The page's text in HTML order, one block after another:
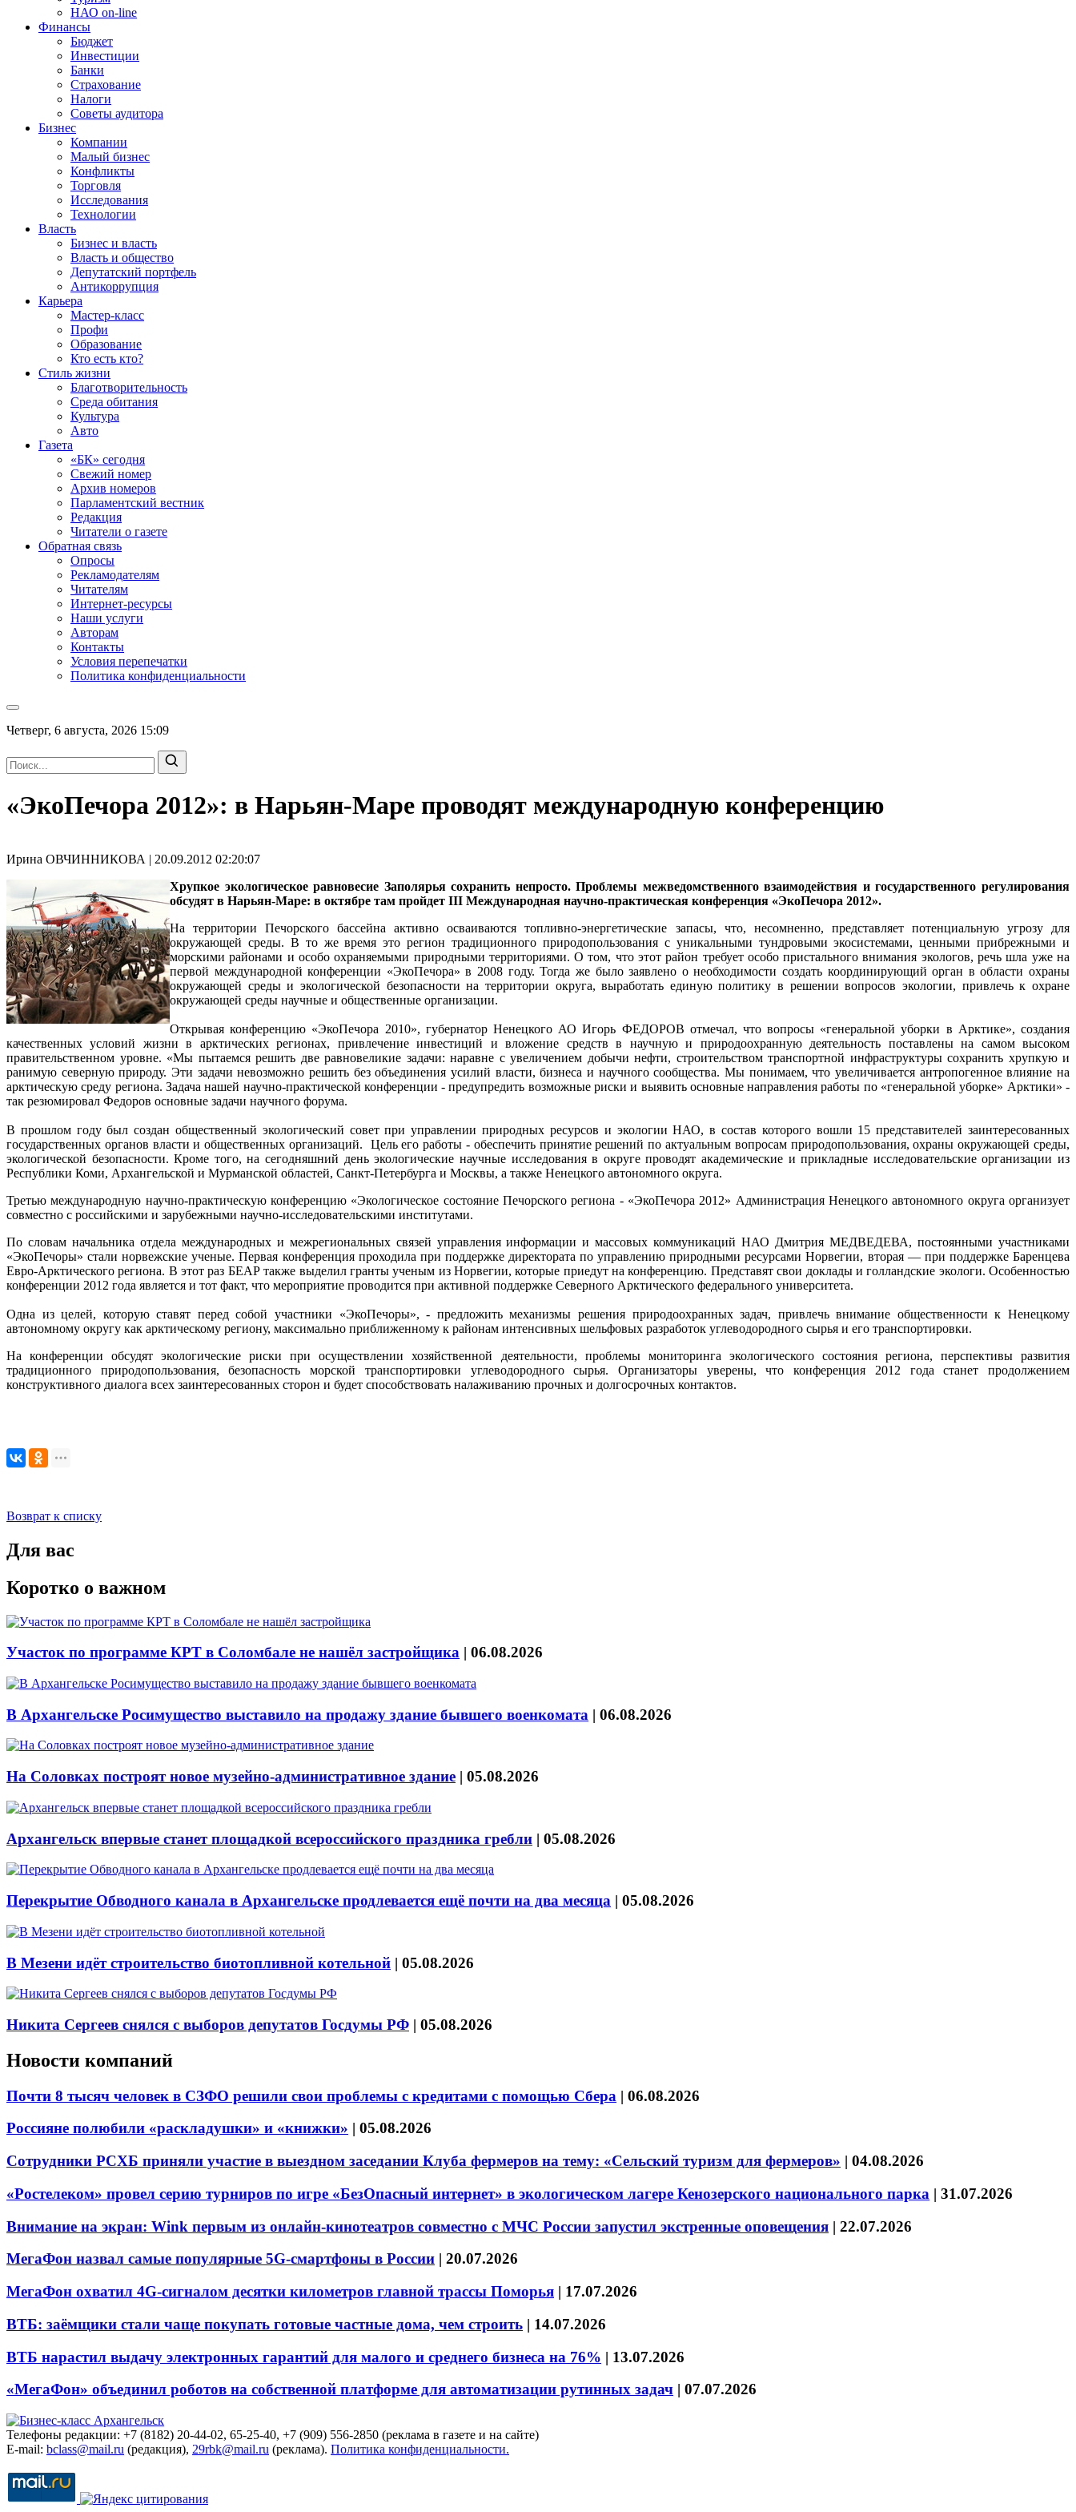
НАО on-line
Финансы
Бюджет
Инвестиции
Банки
Страхование
Налоги
Советы аудитора
Бизнес
Компании
Малый бизнес
Конфликты
Торговля
Исследования
Технологии
Власть
Бизнес и власть
Власть и общество
Депутатский портфель
Антикоррупция
Карьера
Мастер-класс
Профи
Образование
Кто есть кто?
Стиль жизни
Благотворительность
Среда обитания
Культура
Авто
Газета
«БК» сегодня
Свежий номер
Архив номеров
Парламентский вестник
Редакция
Читатели о газете
Обратная связь
Опросы
Рекламодателям
Читателям
Интернет-ресурсы
Наши услуги
Авторам
Контакты
Условия перепечатки
Политика конфиденциальности
Четверг, 6 августа, 2026 15:09
«ЭкоПечора 2012»: в Нарьян-Маре проводят международную конференцию
Ирина ОВЧИННИКОВА | 20.09.2012 02:20:07
Хрупкое экологическое равновесие Заполярья сохранить непросто. Проблемы межведомственного взаимодействия и государственного регулирования
обсудят в Нарьян-Маре: в октябре там пройдет III Международная научно-практическая конференция «ЭкоПечора 2012».
На территории Печорского бассейна активно осваиваются топливно-энергетические запасы, что, несомненно, представляет потенциальную угрозу для
окружающей среды. В то же время это регион традиционного природопользования с уникальными тундровыми экосистемами, ценными прибрежными и
морскими районами и особо охраняемыми природными территориями. О том, что этот район требует особо пристального внимания экологов, речь шла уже на
первой международной конференции «ЭкоПечора» в 2008 году. Тогда же было заявлено о необходимости создать координирующий орган в области охраны
окружающей среды и экологической безопасности на территории округа, выработать единую политику в решении вопросов экологии, привлечь к охране
окружающей среды научные и общественные организации.
Открывая конференцию «ЭкоПечора 2010», губернатор Ненецкого АО Игорь ФЕДОРОВ отмечал, что вопросы «генеральной уборки в Арктике», создания
качественных условий жизни в арктических регионах, привлечение инвестиций и вложение средств в научную и природоохранную деятельность поставлены на самом высоком
правительственном уровне. «Мы пытаемся решить две равновеликие задачи: наравне с увеличением добычи нефти, строительством транспортной инфраструктуры сохранить хрупкую и
ранимую северную природу. Эти задачи невозможно решить без объединения усилий власти, бизнеса и научного сообщества. Мы понимаем, что увеличивается антропогенное влияние на
арктическую среду региона. Задача нашей научно-практической конференции - предупредить возможные риски и выявить основные направления работы по «генеральной уборке» Арктики» -
так резюмировал Федоров основные задачи научного форума.
В прошлом году был создан общественный экологический совет при управлении природных ресурсов и экологии НАО, в состав которого вошли 15 представителей заинтересованных
государственных органов власти и общественных организаций. Цель его работы - обеспечить принятие решений по актуальным вопросам природопользования, охраны окружающей среды,
экологической безопасности. Кроме того, на сегодняшний день экологические научные исследования в округе проводят академические и прикладные исследовательские организации из
Республики Коми, Архангельской и Мурманской областей, Санкт-Петербурга и Москвы, а также Ненецкого автономного округа.
Третью международную научно-практическую конференцию «Экологическое состояние Печорского региона - «ЭкоПечора 2012» Администрация Ненецкого автономного округа организует
совместно с российскими и зарубежными научно-исследовательскими институтами.
По словам начальника отдела международных и межрегиональных связей управления информации и массовых коммуникаций НАО Дмитрия МЕДВЕДЕВА, постоянными участниками
«ЭкоПечоры» стали норвежские ученые. Первая конференция проходила при поддержке директората по управлению природными ресурсами Норвегии, вторая — при поддержке Баренцева
Евро-Арктического региона. В этот раз БЕАР также выделил гранты ученым из Норвегии, которые приедут на конференцию. Представят свои доклады и голландские экологи. Особенностью
конференции 2012 года является и тот факт, что мероприятие проводится при активной поддержке Северного Арктического федерального университета.
Одна из целей, которую ставят перед собой участники «ЭкоПечоры», - предложить механизмы решения природоохранных задач, привлечь внимание общественности к Ненецкому
автономному округу как арктическому региону, максимально приближенному к районам интенсивных шельфовых разработок углеводородного сырья и его транспортировки.
На конференции обсудят экологические риски при осуществлении хозяйственной деятельности, проблемы мониторинга экологического состояния региона, перспективы развития
традиционного природопользования, безопасность морской транспортировки углеводородного сырья. Организаторы уверены, что конференция 2012 года станет продолжением
конструктивного диалога всех заинтересованных сторон и будет способствовать налаживанию прочных и долгосрочных контактов.
Возврат к списку
Для вас
Коротко о важном
Участок по программе КРТ в Соломбале не нашёл застройщика | 06.08.2026
В Архангельске Росимущество выставило на продажу здание бывшего военкомата | 06.08.2026
На Соловках построят новое музейно-административное здание | 05.08.2026
Архангельск впервые станет площадкой всероссийского праздника гребли | 05.08.2026
Перекрытие Обводного канала в Архангельске продлевается ещё почти на два месяца | 05.08.2026
В Мезени идёт строительство биотопливной котельной | 05.08.2026
Никита Сергеев снялся с выборов депутатов Госдумы РФ | 05.08.2026
Новости компаний
Почти 8 тысяч человек в СЗФО решили свои проблемы с кредитами с помощью Сбера | 06.08.2026
Россияне полюбили «раскладушки» и «книжки» | 05.08.2026
Сотрудники РСХБ приняли участие в выездном заседании Клуба фермеров на тему: «Сельский туризм для фермеров» | 04.08.2026
«Ростелеком» провел серию турниров по игре «БезОпасный интернет» в экологическом лагере Кенозерского национального парка | 31.07.2026
Внимание на экран: Wink первым из онлайн-кинотеатров совместно с МЧС России запустил экстренные оповещения | 22.07.2026
МегаФон назвал самые популярные 5G-смартфоны в России | 20.07.2026
МегаФон охватил 4G-сигналом десятки километров главной трассы Поморья | 17.07.2026
ВТБ: заёмщики стали чаще покупать готовые частные дома, чем строить | 14.07.2026
ВТБ нарастил выдачу электронных гарантий для малого и среднего бизнеса на 76% | 13.07.2026
«МегаФон» объединил роботов на собственной платформе для автоматизации рутинных задач | 07.07.2026
Телефоны редакции: +7 (8182) 20-44-02, 65-25-40, +7 (909) 556-2850 (реклама в газете и на сайте)
E-mail: bclass@mail.ru (редакция), 29rbk@mail.ru (реклама). Политика конфиденциальности.